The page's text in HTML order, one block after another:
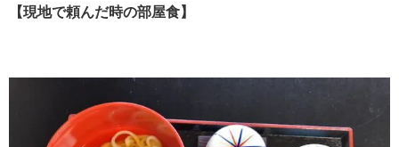
【現地で頼んだ時の部屋食】